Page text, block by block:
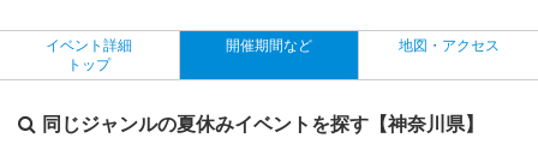
イベント詳細
トップ
開催期間など 地図・アクセス
同じジャンルの夏休みイベントを探す【神奈川県】